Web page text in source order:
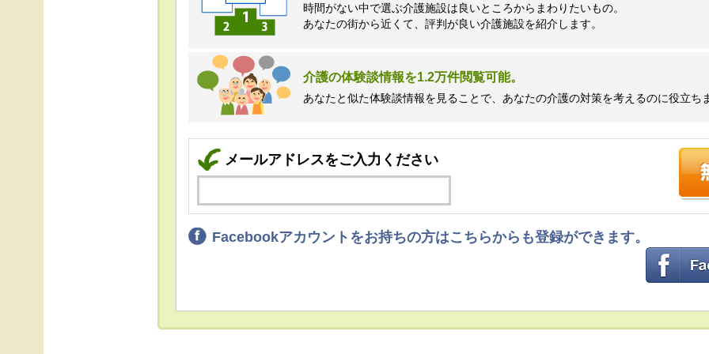
時間がない中で選ぶ介護施設は良いところからまわりたいもの。
あなたの街から近くて、評判が良い介護施設を紹介します。
介護の体験談情報を1.2万件閲覧可能。
あなたと似た体験談情報を見ることで、あなたの介護の対策を考えるのに役立ち
メールアドレスをご入力ください
Facebookアカウントをお持ちの方はこちらからも登録ができます。